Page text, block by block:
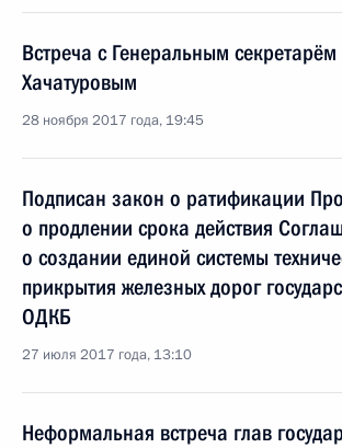
Встреча с Генеральным
Хачатуровым
28 ноября 2017 года, 19:45
Подписан закон о ратификации
о продлении срока действия
о создании единой системы
прикрытия железных дорог
ОДКБ
27 июля 2017 года, 13:10
Неформальная встреча глав